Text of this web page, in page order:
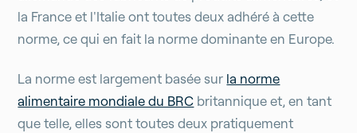
la France et l'Italie ont toutes deux adhéré à cette
norme, ce qui en fait la norme dominante en Europe.
La norme est largement basée sur la norme
alimentaire mondiale du BRC britannique et, en tant
que telle, elles sont toutes deux pratiquement